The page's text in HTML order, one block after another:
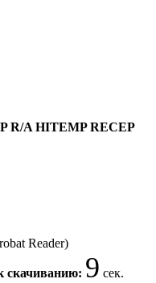
R/A HITEMP RECEP
Reader)
скачиванию: 9 сек.